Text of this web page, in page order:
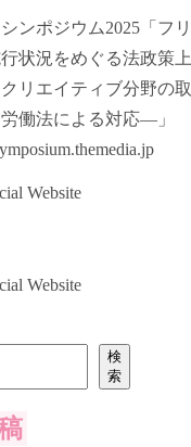
ンポジウム2025「フリ
状況をめぐる法政策上
リエイティブ分野の取
働法による対応―」
Website
Website
検
索